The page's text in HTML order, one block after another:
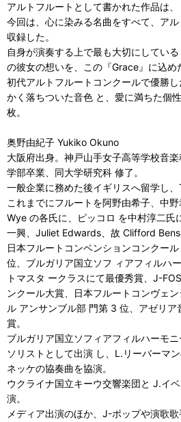
アルトフルートとして書かれた作品は、
今回は、心に染みる名曲をすべて、ア
収録した。
自身が演奏する上で最も大切にしてい
の彼女の想いを、この『Grace』に込め
初代アルトフルートコンクールで優勝
かく落ちついた音色 と、愛に満ちた個
枚。
奥野由紀子 Yukiko Okuno
大阪府出身。神戸山手女子高等学校音
学部卒業、同大学研究科 修了。
一般企業に務めた後イギリスへ留学し
これまでにフルートを阿野由希子、中
Wye の各氏に、ピッコロ を中村淳二氏
一興、Juliet Edwards、故 Clifford
日本フルートコンベンションコンクー
位、ブルガリア国立ソフ ィアフィルハ
トマスタ ークラスにて最優秀賞、J-
ンクール大賞、日本フルートコンヴェ
ル アンサンブル部 門第 3 位、アゼリア
賞。
ブルガリア国立ソフィアフィルハーモ
ソリストとして出演 し、L.リーバーマ
ネッケの協奏曲を協演。
ウクライナ国立キーウ交響楽団と J.イ
演。
メディア出演のほか、J-ポップや演歌